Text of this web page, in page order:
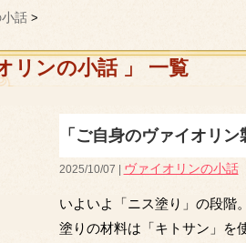
話 >
リンの小話 」 一覧
「ご自身のヴァイオリ
2025/10/07 | ヴァイオリンの小話
いよいよ「ニス塗り」の段階
塗りの材料は「キトサン」を